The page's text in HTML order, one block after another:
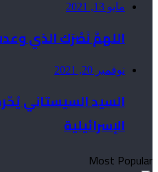
مايو 13, 2021
اللهمَّ نَصْرَك الذي
نوفمبر 20, 2021
السيد السيستاني
الإسرائيلية
Most Popular